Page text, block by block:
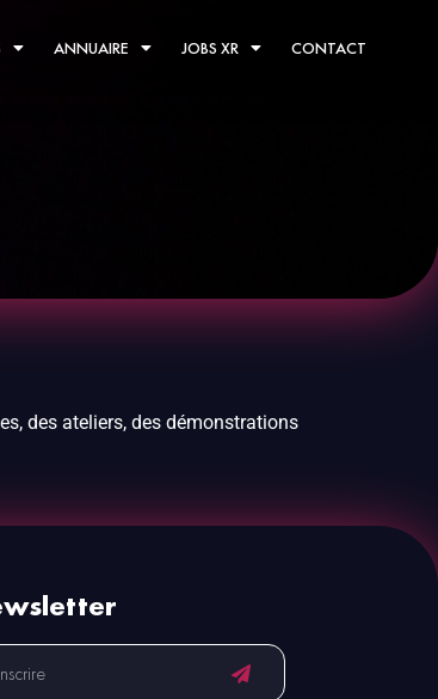
ANNUAIRE JOBS XR CONTACT
des ateliers, des démonstrations